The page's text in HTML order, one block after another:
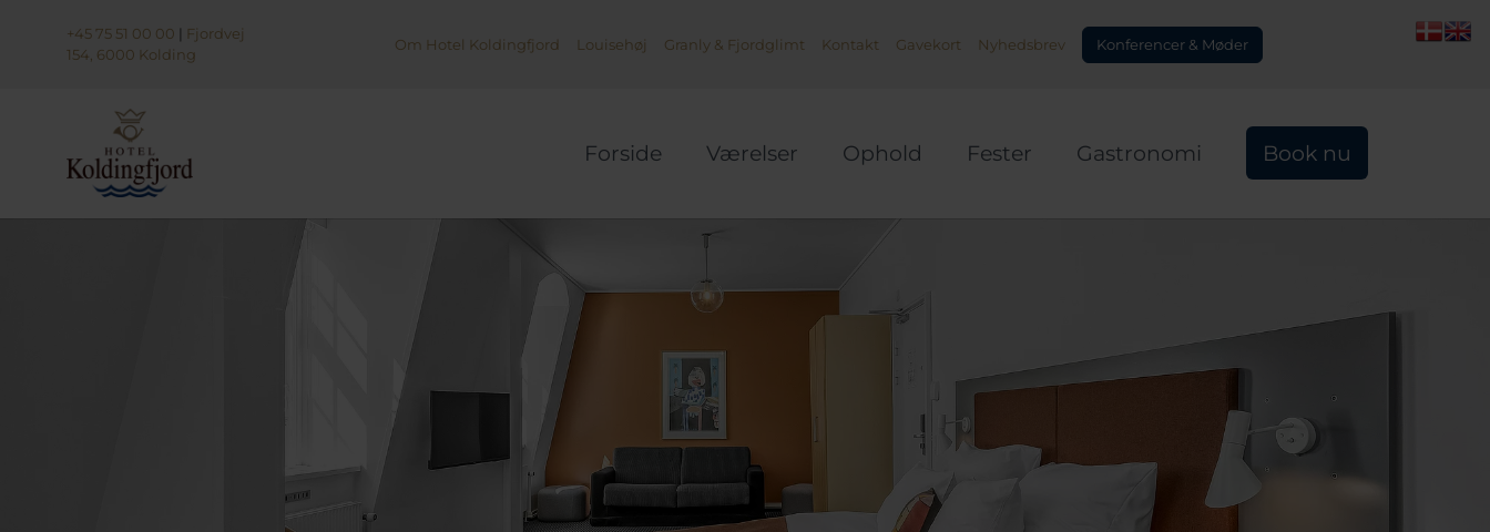
+45 75 51 00 00
Fjordvej
154, 6000 Kolding
Om Hotel Koldingfjord Louisehøj Granly & Fjordglimt Kontakt Gavekort Nyhedsbrev Konferencer & Møder
Forside Værelser Ophold Fester Gastronomi Book nu